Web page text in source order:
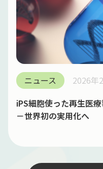
ニュース
2026年
iPS細胞使った再生医
－世界初の実用化へ